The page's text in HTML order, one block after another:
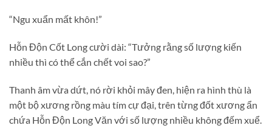
“Ngu xuẩn mất khôn!”
Hỗn Độn Cốt Long cười dài: “Tưởng rằng số lượng kiến
nhiều thì có thể cắn chết voi sao?”
Thanh âm vừa dứt, nó rời khỏi mây đen, hiện ra hình thù là
một bộ xương rồng màu tím cự đại, trên từng đốt xương ẩn
chứa Hỗn Độn Long Văn với số lượng nhiều không đếm xuể.